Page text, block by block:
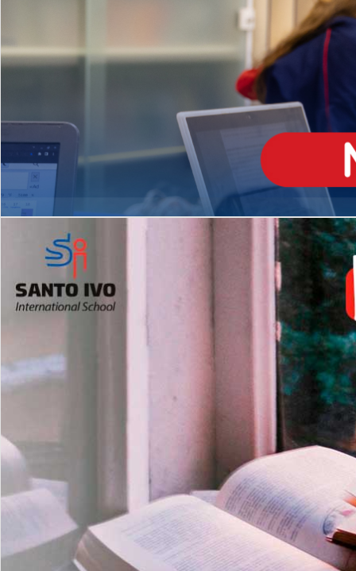
Matrículas Abertas 2026
MÉDIO
igh School
Dupla Diplomação
2º AO 5º ANO FUNDAMENTAL
es
Com imersão Bilingue - Anos
Finais
6º AO 9º ANO FUNDAMENTAL
Inglês: Turmas Reduzidas
(Proficiência)